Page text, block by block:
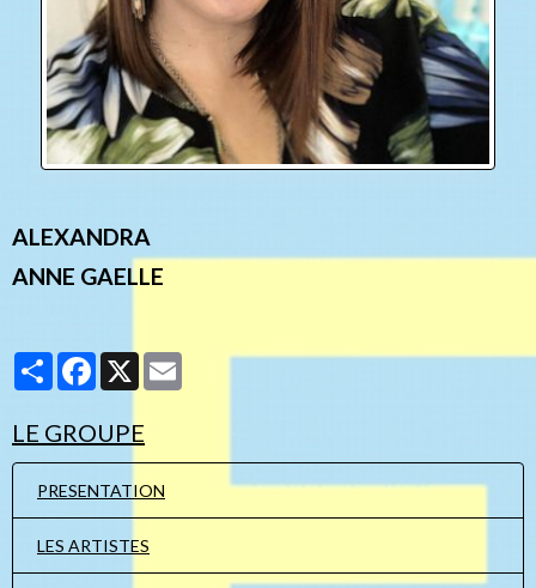
ALEXANDRA
ANNE GAELLE
PartagerFacebook
X
LE GROUPE
PRESENTATION
LES ARTISTES